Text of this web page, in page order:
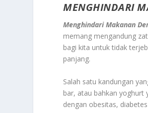
MENGHINDARI
Menghindari Makanan
memang mengandung
bagi kita untuk tidak
panjang.
Salah satu kandungan
bar, atau bahkan yoghurt
dengan obesitas,